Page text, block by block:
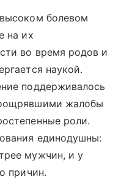
болевом
на их
во время родов и
наукой.
поддерживалось
жалобы
роли.
единодушны:
мужчин, и у
причин.